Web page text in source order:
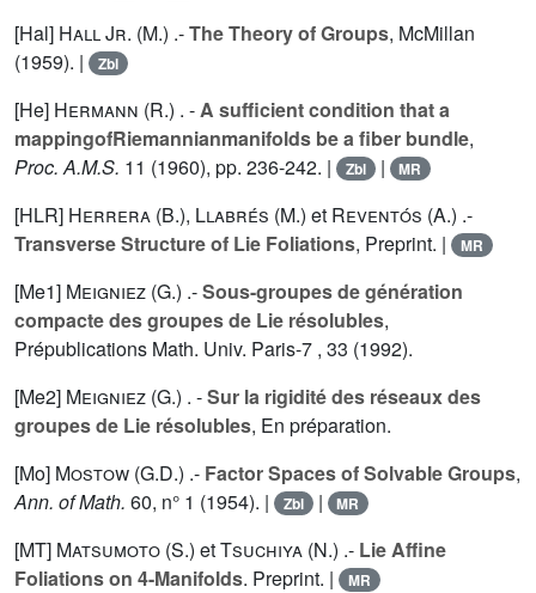
[Hal] Hall Jr. (M.) .-The Theory of Groups, McMillan
(1959). |
Zbl
[He] Hermann (R.) . -A sufficient condition that a
mappingofRiemannianmanifolds be a fiber bundle,
Proc. A.M.S. 11 (1960), pp. 236-242. | Zbl | MR
[HLR] Herrera (B.), Llabrés (M.) et Reventós (A.) .-
Transverse Structure of Lie Foliations, Preprint. | MR
[Me1] Meigniez (G.) .-Sous-groupes de génération
compacte des groupes de Lie résolubles,
Prépublications Math. Univ. Paris-7 , 33 (1992).
[Me2] Meigniez (G.) . -Sur la rigidité des réseaux des
groupes de Lie résolubles, En préparation.
[Mo] Mostow (G.D.) .- Factor Spaces of Solvable Groups,
Ann. of Math. 60, n° 1 (1954). | Zbl | MR
[MT] Matsumoto (S.) etTsuchiya (N.) .- Lie Affine
Foliations on 4-Manifolds. Preprint. | MR